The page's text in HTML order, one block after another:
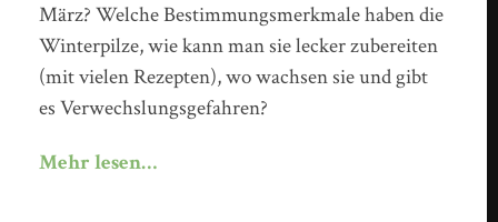
März? Welche Bestimmungsmerkmale haben die
Winterpilze, wie kann man sie lecker zubereiten
(mit vielen Rezepten), wo wachsen sie und gibt
es Verwechslungsgefahren?
Mehr lesen…